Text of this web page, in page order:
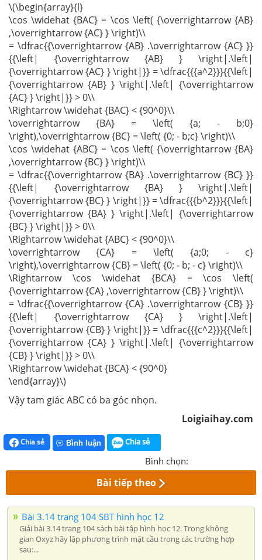
\(\begin{array}{l}
\cos \widehat {BAC} = \cos \left( {\overrightarrow {AB}
,\overrightarrow {AC} } \right)\\
= \dfrac{{\overrightarrow {AB} .\overrightarrow {AC} }}
{{\left| {\overrightarrow {AB} } \right|.\left|
{\overrightarrow {AC} } \right|}} = \dfrac{{{a^2}}}{{\left|
{\overrightarrow {AB} } \right|.\left| {\overrightarrow
{AC} } \right|}} > 0\\
\Rightarrow \widehat {BAC} < {90^0}\\
\overrightarrow {BA} = \left( {a; - b;0}
\right),\overrightarrow {BC} = \left( {0; - b;c} \right)\\
\cos \widehat {ABC} = \cos \left( {\overrightarrow {BA}
,\overrightarrow {BC} } \right)\\
= \dfrac{{\overrightarrow {BA} .\overrightarrow {BC} }}
{{\left| {\overrightarrow {BA} } \right|.\left|
{\overrightarrow {BC} } \right|}} = \dfrac{{{b^2}}}{{\left|
{\overrightarrow {BA} } \right|.\left| {\overrightarrow
{BC} } \right|}} > 0\\
\Rightarrow \widehat {ABC} < {90^0}\\
\overrightarrow {CA} = \left( {a;0; - c}
\right),\overrightarrow {CB} = \left( {0; - b; - c} \right)\\
\Rightarrow \cos \widehat {BCA} = \cos \left(
{\overrightarrow {CA} ,\overrightarrow {CB} } \right)\\
= \dfrac{{\overrightarrow {CA} .\overrightarrow {CB} }}
{{\left| {\overrightarrow {CA} } \right|.\left|
{\overrightarrow {CB} } \right|}} = \dfrac{{{c^2}}}{{\left|
{\overrightarrow {CA} } \right|.\left| {\overrightarrow
{CB} } \right|}} > 0\\
\Rightarrow \widehat {BCA} < {90^0}
\end{array}\)
Vậy tam giác ABC có ba góc nhọn.
Loigiaihay.com
Chia sẻ Bình luận Chia sẻ
Bình chọn:
Bài tiếp theo
Bài 3.14 trang 104 SBT hình học 12
Giải bài 3.14 trang 104 sách bài tập hình học 12. Trong không
gian Oxyz hãy lập phương trình mặt cầu trong các trường hợp
sau:...